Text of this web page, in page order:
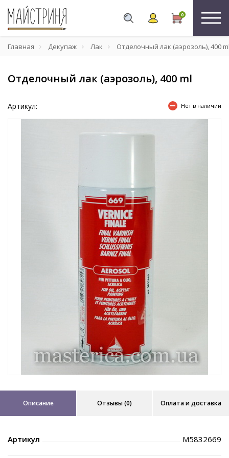
0
Главная Декупаж Лак Отделочный лак (аэрозоль), 400
Отделочный лак (аэрозоль), 400 ml
Артикул: Нет в наличии
Описание Отзывы (0) Оплата и доставка
Артикул M5832669